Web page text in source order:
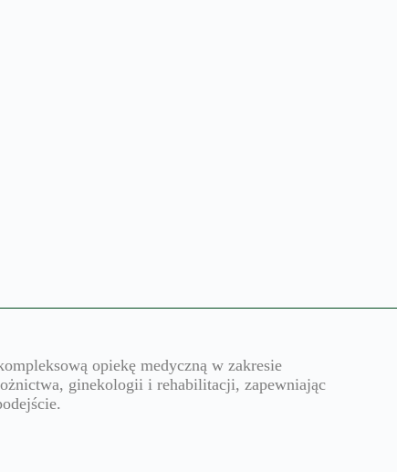
opiekę medyczną w zakresie
ginekologii i rehabilitacji, zapewniając